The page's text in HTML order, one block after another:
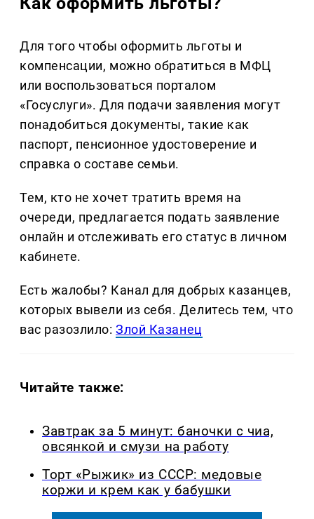
Для того чтобы оформить льготы и
компенсации, можно обратиться в МФЦ
или воспользоваться порталом
«Госуслуги». Для подачи заявления могут
понадобиться документы, такие как
паспорт, пенсионное удостоверение и
справка о составе семьи.
Тем, кто не хочет тратить время на
очереди, предлагается подать заявление
онлайн и отслеживать его статус в личном
кабинете.
Есть жалобы? Канал для добрых казанцев,
которых вывели из себя. Делитеcь тем, что
вас разозлило:Злой Казанец
Читайте также:
Завтрак за 5 минут: баночки с чиа,
овсянкой и смузи на работу
Торт «Рыжик» из СССР: медовые
коржи и крем как у бабушки